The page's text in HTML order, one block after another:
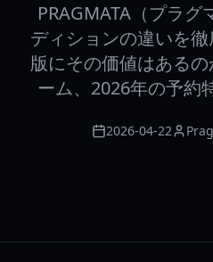
PRAGMATA（プラ
ディションの違いを
版にその価値はある
ーム、2026年の予約
2026-04-22